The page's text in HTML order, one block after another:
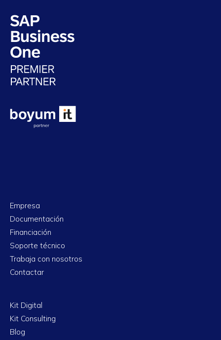
Empresa
Documentación
Financiación
Soporte técnico
Trabaja con nosotros
Contactar
Kit Digital
Kit Consulting
Blog